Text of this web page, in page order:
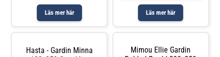
Läs mer här Läs mer här
sydd med veckband som faller
vackert och den matta ytan
blockerar allt ljus. Utrustad med
Hasta - Gardin Minna
Mimou Ellie Gardin